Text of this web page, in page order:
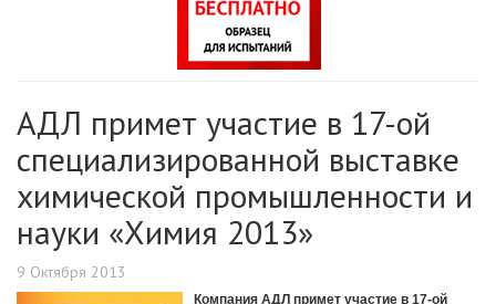
АДЛ примет участие в 17-ой
специализированной выставке
химической промышленности и
науки «Химия 2013»
9 Октября 2013
Компания АДЛ примет участие в 17-ой